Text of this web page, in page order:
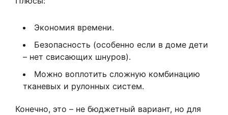
Экономия времени.
Безопасность (особенно если в доме дети
– нет свисающих шнуров).
Можно воплотить сложную комбинацию
тканевых и рулонных систем.
Конечно, это – не бюджетный вариант, но для